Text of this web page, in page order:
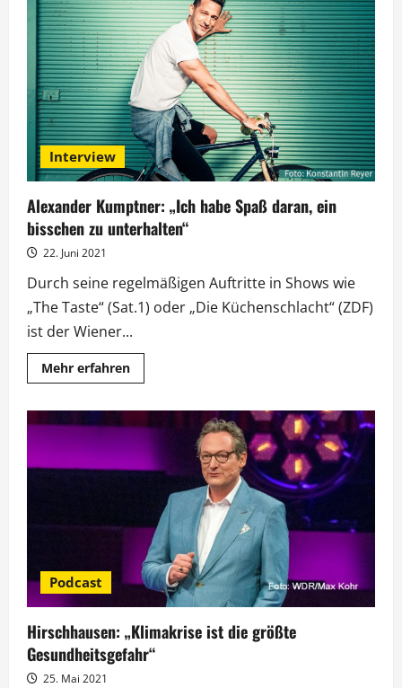
Hirschhausen
gegen
den
Olymp
Interview
Alexander Kumptner: „Ich habe Spaß daran, ein
bisschen zu unterhalten“
22. Juni 2021
Durch seine regelmäßigen Auftritte in Shows wie
„The Taste“ (Sat.1) oder „Die Küchenschlacht“ (ZDF)
ist der Wiener...
Mehr erfahrenMehr
Informationen
„Ich
habe
Spaß
daran,
bisschen
unterhalten“
Podcast
Hirschhausen: „Klimakrise ist die größte
Gesundheitsgefahr“
25. Mai 2021